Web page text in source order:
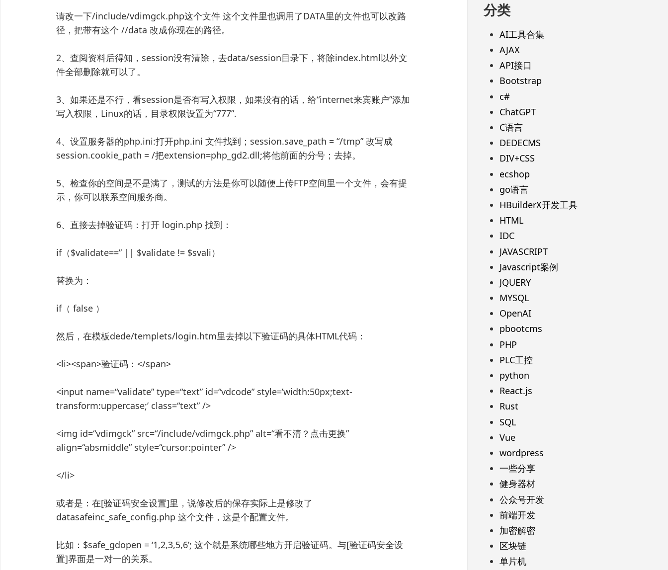
请改一下/include/vdimgck.php这个文件 这个文件里也调用了DATA里的文件也可以改路
径，把带有这个 //data 改成你现在的路径。
2、查阅资料后得知，session没有清除，去data/session目录下，将除index.html以外文
件全部删除就可以了。
3、如果还是不行，看session是否有写入权限，如果没有的话，给“internet来宾账户”添加
写入权限，Linux的话，目录权限设置为“777”.
4、设置服务器的php.ini:打开php.ini 文件找到；session.save_path = “/tmp” 改写成
session.cookie_path = /把extension=php_gd2.dll;将他前面的分号；去掉。
5、检查你的空间是不是满了，测试的方法是你可以随便上传FTP空间里一个文件，会有提
示，你可以联系空间服务商。
6、直接去掉验证码：打开 login.php 找到：
if（$validate==” || $validate != $svali）
替换为：
if（ false ）
然后，在模板dede/templets/login.htm里去掉以下验证码的具体HTML代码：
<li><span>验证码：</span>
<input name=“validate” type=“text” id=“vdcode” style=’width:50px;text-
transform:uppercase;’ class=“text” />
<img id=“vdimgck” src=“/include/vdimgck.php” alt=“看不清？点击更换”
align=“absmiddle” style=“cursor:pointer” />
</li>
或者是：在[验证码安全设置]里，说修改后的保存实际上是修改了
datasafeinc_safe_config.php 这个文件，这是个配置文件。
比如：$safe_gdopen = ‘1,2,3,5,6’; 这个就是系统哪些地方开启验证码。与[验证码安全设
置]界面是一对一的关系。
分类
AI工具合集
AJAX
API接口
Bootstrap
c#
ChatGPT
C语言
DEDECMS
DIV+CSS
ecshop
go语言
HBuilderX开发工具
HTML
IDC
JAVASCRIPT
Javascript案例
JQUERY
MYSQL
OpenAI
pbootcms
PHP
PLC工控
python
React.js
Rust
SQL
Vue
wordpress
一些分享
健身器材
公众号开发
前端开发
加密解密
区块链
单片机